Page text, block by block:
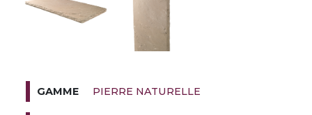
GAMME PIERRE NATURELLE